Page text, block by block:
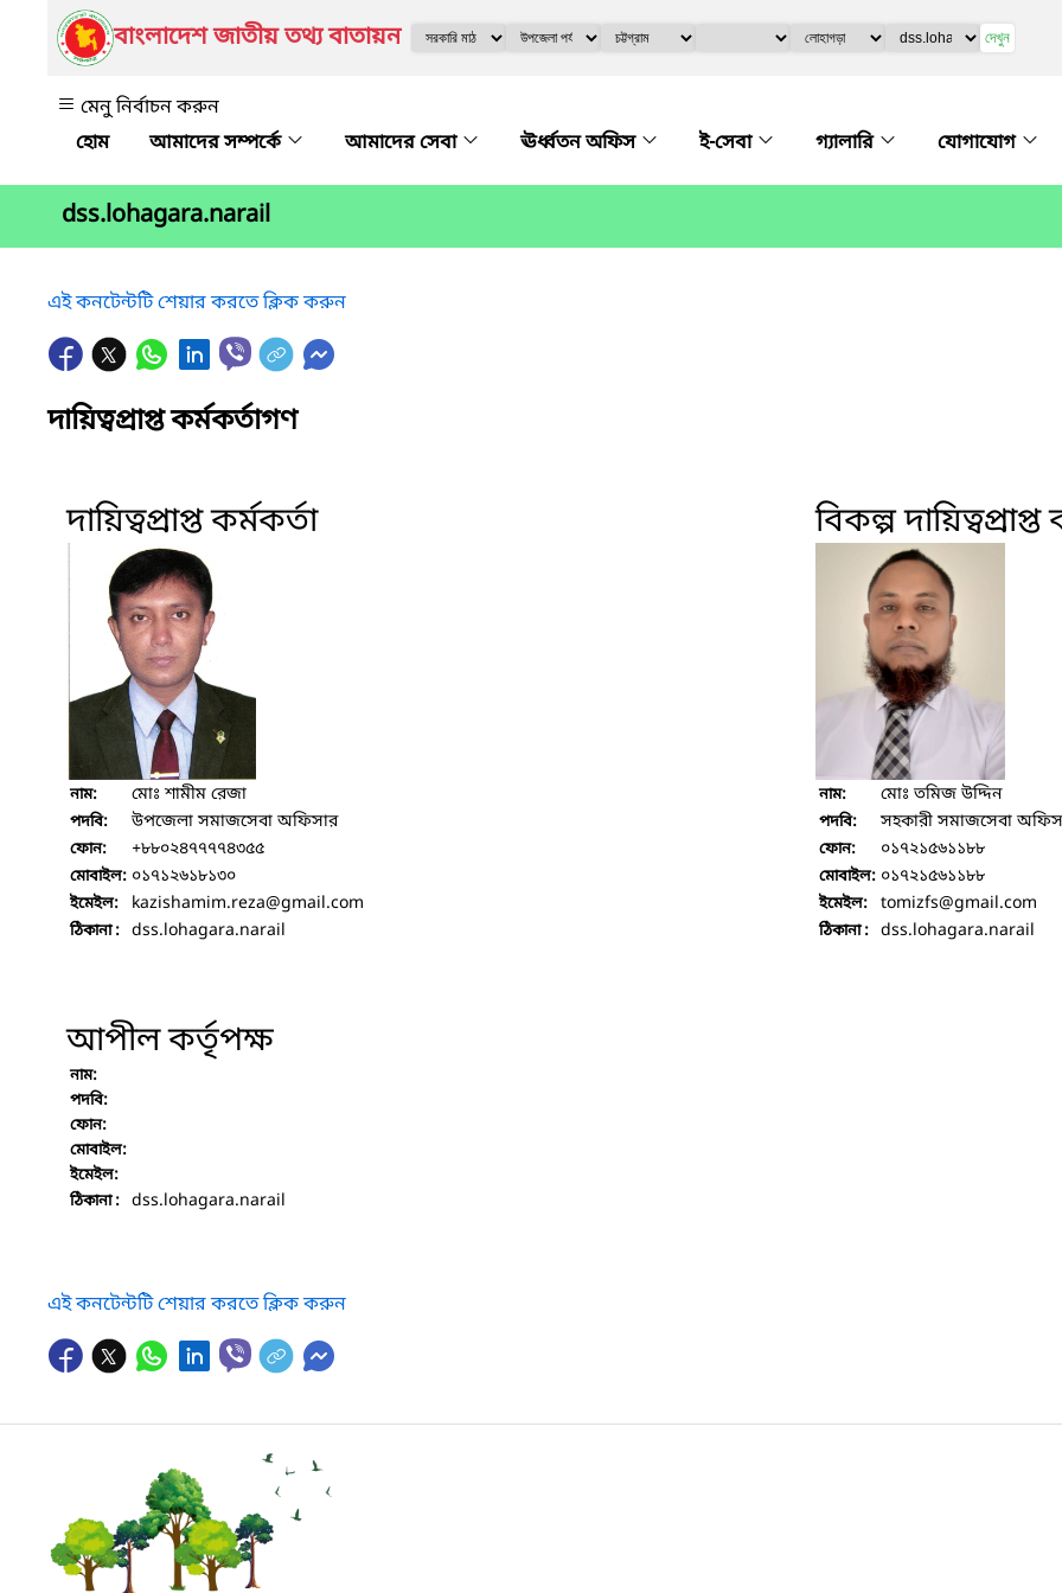
বাংলাদেশ জাতীয় তথ্য বাতায়ন দেখুন
মেনু নির্বাচন করুন
আমাদের সম্পর্কে
আমাদের সেবা ঊর্ধ্বতন অফিস ই-সেবা গ্যালারি যোগাযোগ
dss.lohagara.narail
এই কনটেন্টটি শেয়ার করতে ক্লিক করুন
দায়িত্বপ্রাপ্ত কর্মকর্তাগণ
দায়িত্বপ্রাপ্ত কর্মকর্তা
নাম: মোঃ শামীম রেজা
পদবি: উপজেলা সমাজসেবা অফিসার
ফোন: +৮৮০২৪৭৭৭৭৪৩৫৫
মোবাইল: ০১৭১২৬১৮১৩০
ইমেইল: kazishamim.reza@gmail.com
ঠিকানা : dss.lohagara.narail
বিকল্প দায়িত্বপ্রাপ্ত
নাম: মোঃ তমিজ উদ্দিন
পদবি: সহকারী সমাজসেবা
ফোন: ০১৭২১৫৬১১৮৮
মোবাইল: ০১৭২১৫৬১১৮৮
ইমেইল: tomizfs@gmail.com
ঠিকানা : dss.lohagara.narail
আপীল কর্তৃপক্ষ
নাম:
পদবি:
ফোন:
মোবাইল:
ইমেইল:
ঠিকানা : dss.lohagara.narail
এই কনটেন্টটি শেয়ার করতে ক্লিক করুন